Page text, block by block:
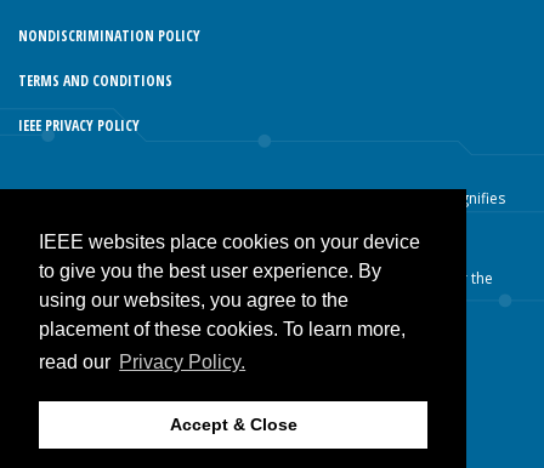
IEEE websites place cookies on your device
to give you the best user experience. By
using our websites, you agree to the
placement of these cookies. To learn more,
read our Privacy Policy.
Accept & Close
NONDISCRIMINATION POLICY
TERMS AND CONDITIONS
IEEE PRIVACY POLICY
© Copyright 2026 IEEE – All rights reserved. Use of this website signifies
A not-for-profit organization, IEEE is the world’s largest technical
professional organization dedicated to advancing technology for the
benefit of humanity.
JOIN IEEE